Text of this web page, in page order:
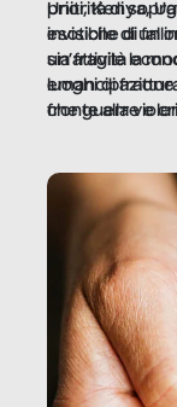
priorità di
invisibile di un
un’attività
luoghi di
che guerre e
Uniti, Kenya,
esotiche di
sia fragile la
fronte alla